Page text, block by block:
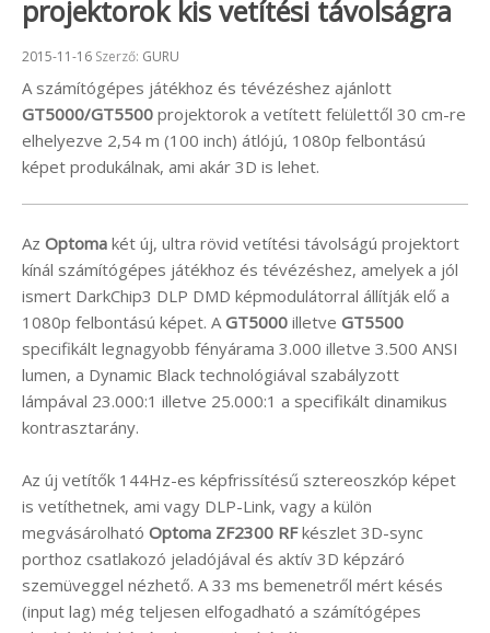
projektorok kis vetítési távolságra
Beküldve:
2015-11-16 Szerző: GURU
A számítógépes játékhoz és tévézéshez ajánlott
GT5000/GT5500 projektorok a vetített felülettől 30 cm-re
elhelyezve 2,54 m (100 inch) átlójú, 1080p felbontású
képet produkálnak, ami akár 3D is lehet.
Az Optoma két új, ultra rövid vetítési távolságú projektort
kínál számítógépes játékhoz és tévézéshez, amelyek a jól
ismert DarkChip3 DLP DMD képmodulátorral állítják elő a
1080p felbontású képet. A GT5000 illetve GT5500
specifikált legnagyobb fényárama 3.000 illetve 3.500 ANSI
lumen, a Dynamic Black technológiával szabályzott
lámpával 23.000:1 illetve 25.000:1 a specifikált dinamikus
kontrasztarány.
Az új vetítők 144Hz-es képfrissítésű sztereoszkóp képet
is vetíthetnek, ami vagy DLP-Link, vagy a külön
megvásárolható Optoma ZF2300 RFkészlet 3D-sync
porthoz csatlakozó jeladójával és aktív 3D képzáró
szemüveggel nézhető. A 33 ms bemenetről mért késés
(input lag) még teljesen elfogadható a számítógépes